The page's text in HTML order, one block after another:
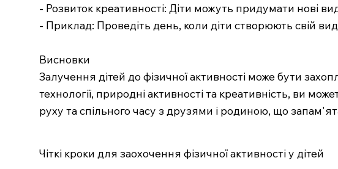
- Розвиток креативності: Діти можуть придумати нові
- Приклад: Проведіть день, коли діти створюють свій
Висновки
Залучення дітей до фізичної активності може бути
технології, природні активності та креативність, ви
руху та спільного часу з друзями і родиною, що
Чіткі кроки для заохочення фізичної активності у дітей